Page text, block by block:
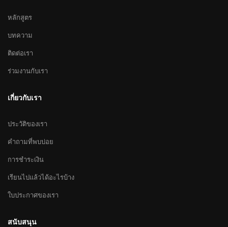
หลักสูตร
บทความ
ติดต่อเรา
ร่วมงานกับเรา
เกี่ยวกับเรา
ประวัติของเรา
คำถามที่พบบ่อย
การชำระเงิน
เรียนไปแล้วได้อะไรบ้าง
ใบประกาศของเรา
สนับสนุน